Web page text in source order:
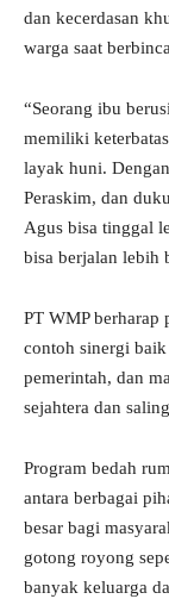
dan kecerdasan
warga saat
“Seorang ibu
memiliki
layak huni.
Peraskim, dan
Agus bisa tinggal
bisa berjalan lebih
PT WMP berharap
contoh sinergi baik
pemerintah, dan
sejahtera dan
Program bedah
antara berbagai
besar bagi
gotong royong
banyak keluarga